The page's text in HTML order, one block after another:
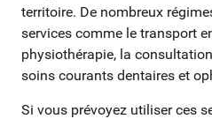
territoire. De nombreux
services comme le transport
physiothérapie, la
soins courants dentaires et
Si vous prévoyez utiliser ces